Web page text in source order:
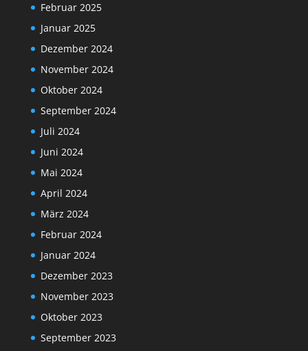
Februar 2025
Januar 2025
Dezember 2024
November 2024
Oktober 2024
September 2024
Juli 2024
Juni 2024
Mai 2024
April 2024
März 2024
Februar 2024
Januar 2024
Dezember 2023
November 2023
Oktober 2023
September 2023